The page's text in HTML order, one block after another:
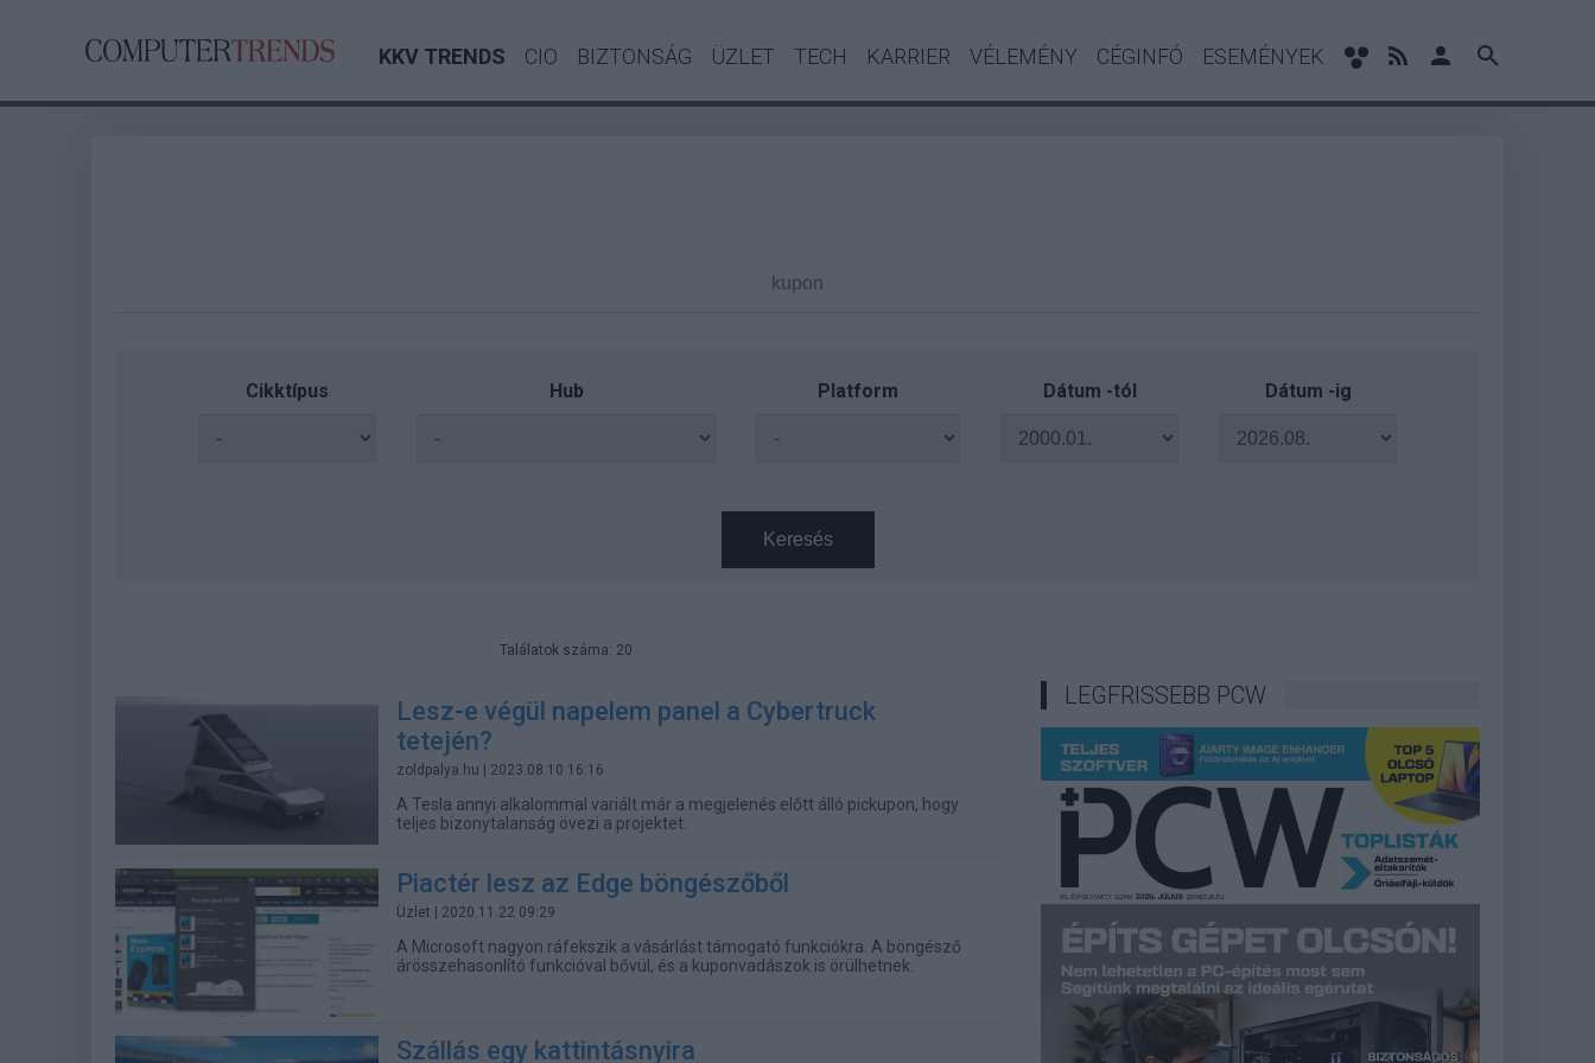
KKV TRENDS CIO BIZTONSÁG ÜZLET TECH KARRIER VÉLEMÉNY CÉGINFÓ ESEMÉNYEK
Cikktípus Hub Platform Dátum -tól Dátum -ig
Keresés
Találatok száma: 20
Lesz-e végül napelem panel a Cybertruck
tetején?
zoldpalya.hu | 2023.08.10 16:16
A Tesla annyi alkalommal variált már a megjelenés előtt álló pickupon, hogy
teljes bizonytalanság övezi a projektet.
Piactér lesz az Edge böngészőből
Üzlet | 2020.11.22 09:29
A Microsoft nagyon ráfekszik a vásárlást támogató funkciókra. A böngésző
árösszehasonlító funkcióval bővül, és a kuponvadászok is örülhetnek.
Szállás egy kattintásnyira
LEGFRISSEBB PCW